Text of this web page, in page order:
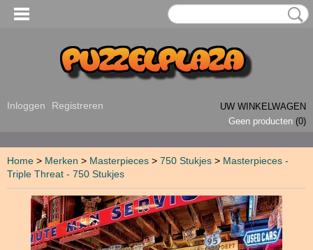
Inloggen Registreren
UW WINKELWAGEN
Geen producten (0)
Home > Merken > Masterpieces > 750 Stukjes > Masterpieces -
Triple Threat - 750 Stukjes